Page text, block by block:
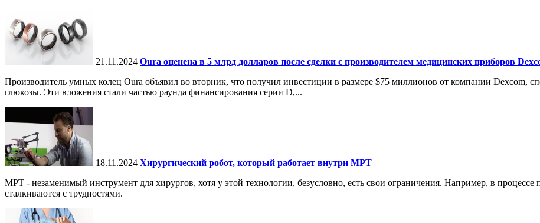
21.11.2024 Oura оценена в 5 млрд долларов после сделки с производителем медицинских приборов
Производитель умных колец Oura объявил во вторник, что получил инвестиции в размере $75 миллионов от компании Dexcom,
глюкозы. Эти вложения стали частью раунда финансирования серии D,...
18.11.2024 Хирургический робот, который работает внутри МРТ
МРТ - незаменимый инструмент для хирургов, хотя у этой технологии, безусловно, есть свои ограничения. Например, в
сталкиваются с трудностями.